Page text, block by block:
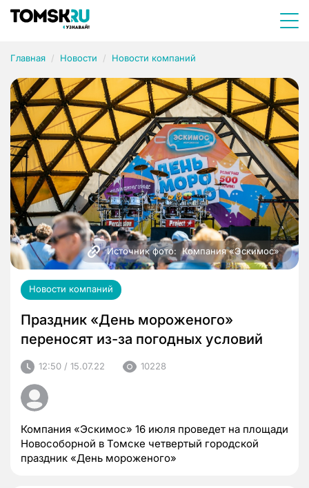
Главная Новости Новости компаний
Источник фото:  Компания «Эскимос»
Новости компаний
Праздник «День мороженого»
переносят из-за погодных условий
12:50 / 15.07.22 10228
Компания «Эскимос» 16 июля проведет на площади
Новособорной в Томске четвертый городской
праздник «День мороженого»